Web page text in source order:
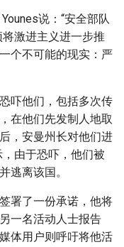
说：“安全部队
激进主义进一步推
个不可能的现实：严
吓他们，包括多次传
在他们先发制人地取
，安曼州长对他们进
由于恐吓，他们被
逃离该国。
署了一份承诺，他将
一名活动人士报告
体用户则呼吁将他活